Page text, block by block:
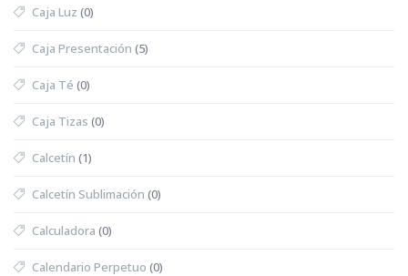
Caja Luz (0)
Caja Presentación (5)
Caja Té (0)
Caja Tizas (0)
Calcetín (1)
Calcetín Sublimación (0)
Calculadora (0)
Calendario Perpetuo (0)